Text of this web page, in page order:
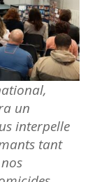
un
interpelle
tant